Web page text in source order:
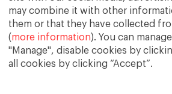
may combine it with other
them or that they have collected
(more information). You can
"Manage", disable cookies by
all cookies by clicking “Accept”.